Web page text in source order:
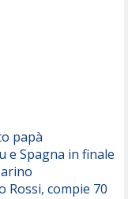
papà
e Spagna in finale
Rossi, compie 70